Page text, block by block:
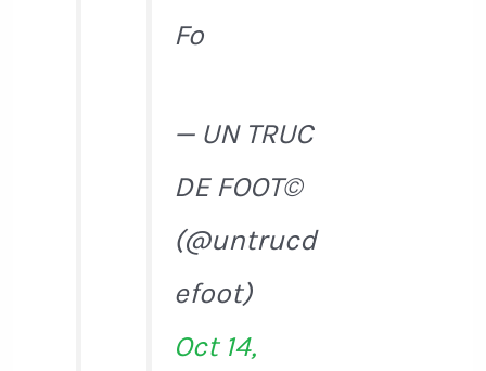
Fo
— UN TRUC
DE FOOT©
(@untrucd
efoot)
Oct 14,